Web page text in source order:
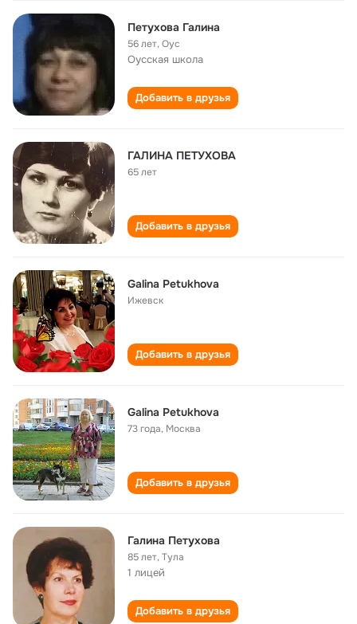
Петухова Галина
56 лет,Оус
Оусская школа
Добавить в друзья
ГАЛИНА ПЕТУХОВА
65 лет
Добавить в друзья
Galina Petukhova
Ижевск
Добавить в друзья
Galina Petukhova
73 года, Москва
Добавить в друзья
Галина Петухова
85 лет,Тула
1 лицей
Добавить в друзья